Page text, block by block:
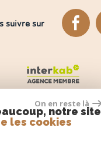
suivre sur
Espace propriétaire
On en reste là
notre site
les cookies